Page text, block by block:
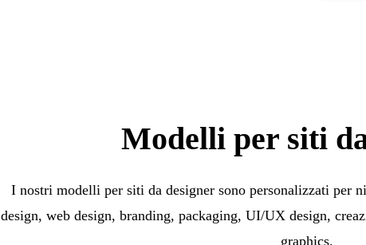
Modelli per siti
I nostri modelli per siti da designer sono personalizzati per
design, web design, branding, packaging, UI/UX design,
graphics.